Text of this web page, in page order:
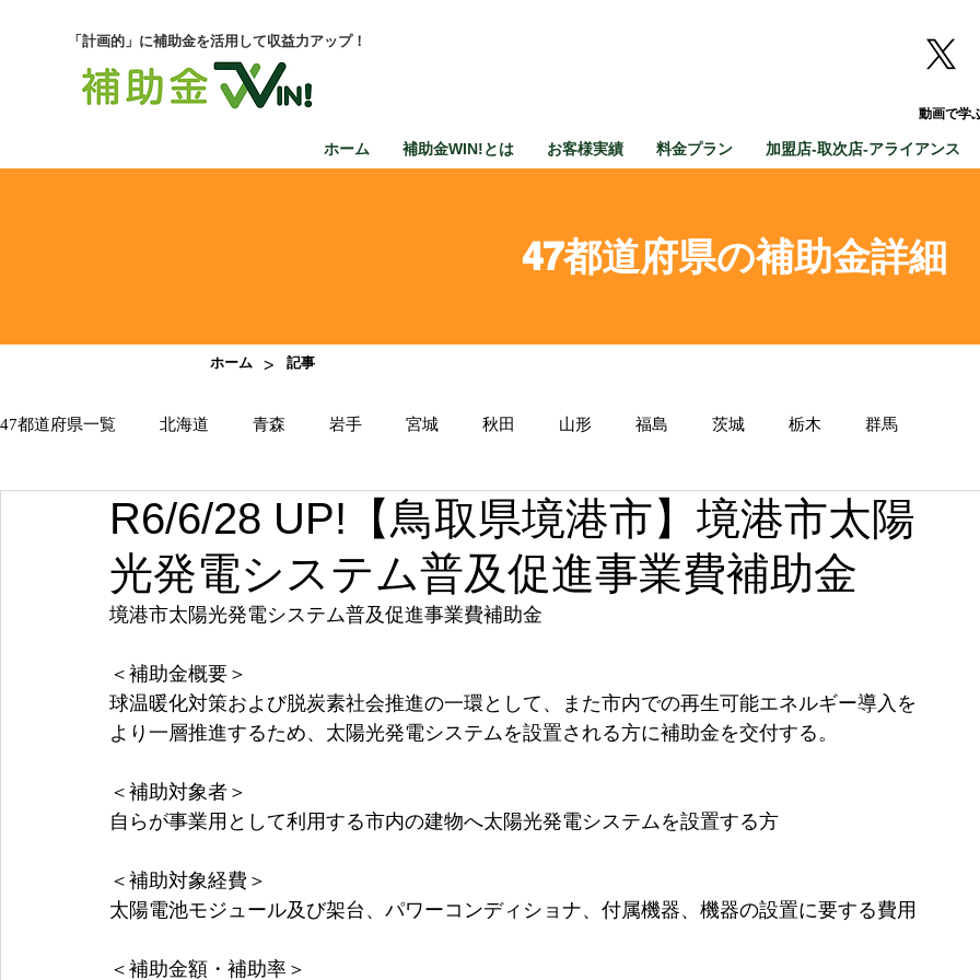
「計画的」に補助金を活用して収益力アップ！
動画で学
ホーム 補助金WIN!とは お客様実績 料金プラン 加盟店-取次店-アライアンス
47都道府県の補助金詳細
ホーム > 記事
47都道府県一覧 北海道 青森 岩手 宮城 秋田 山形 福島 茨城 栃木 群馬
千葉 東京 神奈川 新潟 富山 石川 福井 山梨 長野 岐阜 静岡
三重 滋賀 兵庫 奈良 和歌山
R6/6/28 UP!【鳥取県境港市】境港市太陽
光発電システム普及促進事業費補助金
境港市太陽光発電システム普及促進事業費補助金
＜補助金概要＞
球温暖化対策および脱炭素社会推進の一環として、また市内での再生可能エネルギー導入を
より一層推進するため、太陽光発電システムを設置される方に補助金を交付する。
＜補助対象者＞
自らが事業用として利用する市内の建物へ太陽光発電システムを設置する方
＜補助対象経費＞
太陽電池モジュール及び架台、パワーコンディショナ、付属機器、機器の設置に要する費用
＜補助金額・補助率＞